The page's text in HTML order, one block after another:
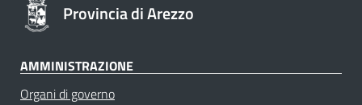
Provincia di Arezzo
AMMINISTRAZIONE
Organi di governo